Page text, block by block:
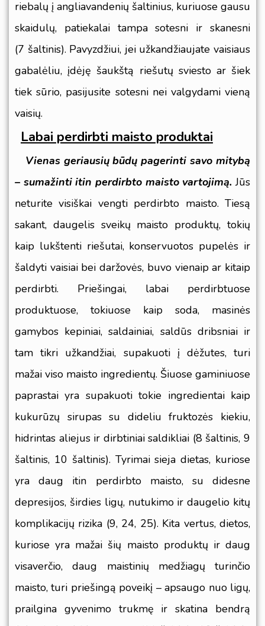
riebalų į angliavandenių šaltinius, kuriuose gausu
skaidulų, patiekalai tampa sotesni ir skanesni
(7 šaltinis). Pavyzdžiui, jei užkandžiaujate vaisiaus
gabalėliu, įdėję šaukštą riešutų sviesto ar šiek
tiek sūrio, pasijusite sotesni nei valgydami vieną
vaisių.
Labai perdirbti maisto produktai
Vienas geriausių būdų pagerinti savo mitybą
– sumažinti itin perdirbto maisto vartojimą. Jūs
neturite visiškai vengti perdirbto maisto. Tiesą
sakant, daugelis sveikų maisto produktų, tokių
kaip lukštenti riešutai, konservuotos pupelės ir
šaldyti vaisiai bei daržovės, buvo vienaip ar kitaip
perdirbti. Priešingai, labai perdirbtuose
produktuose, tokiuose kaip soda, masinės
gamybos kepiniai, saldainiai, saldūs dribsniai ir
tam tikri užkandžiai, supakuoti į dėžutes, turi
mažai viso maisto ingredientų. Šiuose gaminiuose
paprastai yra supakuoti tokie ingredientai kaip
kukurūzų sirupas su dideliu fruktozės kiekiu,
hidrintas aliejus ir dirbtiniai saldikliai (8 šaltinis,9
šaltinis, 10 šaltinis). Tyrimai sieja dietas, kuriose
yra daug itin perdirbto maisto, su didesne
depresijos, širdies ligų, nutukimo ir daugelio kitų
komplikacijų rizika (9, 24, 25). Kita vertus, dietos,
kuriose yra mažai šių maisto produktų ir daug
visaverčio, ​​daug maistinių medžiagų turinčio
maisto, turi priešingą poveikį – apsaugo nuo ligų,
prailgina gyvenimo trukmę ir skatina bendrą